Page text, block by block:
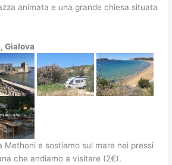
animata e una grande chiesa situata
Gialova
Methoni e sostiamo sul mare nei pressi
che andiamo a visitare (2€).